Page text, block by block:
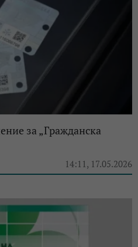
за „Гражданска
14:11, 17.05.2026